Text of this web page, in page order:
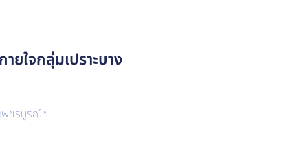
ใจกลุ่มเปราะบาง
พชรบูรณ์*...